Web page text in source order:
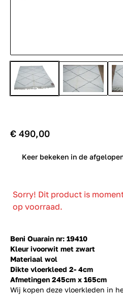
Beni Ouarain nr: 19410
Kleur ivoorwit met zwart
Materiaal wol
Dikte vloerkleed 2- 4cm
Afmetingen 245cm x 165cm
Wij kopen deze vloerkleden in
€ 490,00
Keer bekeken in de
Sorry! Dit product is
op voorraad.